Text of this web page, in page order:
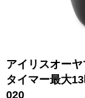
アイリスオー
タイマー最大
020